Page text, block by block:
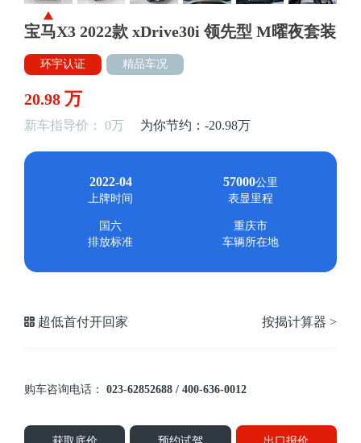
宝马X3 2022款 xDrive30i 领先型 M曜夜套装
环宇认证 精品车况
20.98 万
新车指导价： 0万 为你节约：-20.98万
2022-04
上牌时间
57000公里
表显里程
国六
排放标准
重庆市
车辆所在地
超低首付开回家 按揭计算器 >
购车咨询电话： 023-62852688 / 400-636-0012